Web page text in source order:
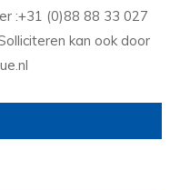
:+31 (0)88 88 33 027
kan ook door